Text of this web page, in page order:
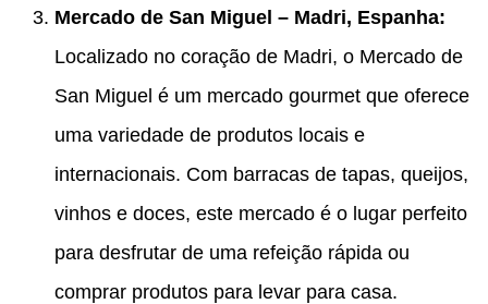
Mercado de San Miguel – Madri, Espanha:
Localizado no coração de Madri, o Mercado de
San Miguel é um mercado gourmet que oferece
uma variedade de produtos locais e
internacionais. Com barracas de tapas, queijos,
vinhos e doces, este mercado é o lugar perfeito
para desfrutar de uma refeição rápida ou
comprar produtos para levar para casa.